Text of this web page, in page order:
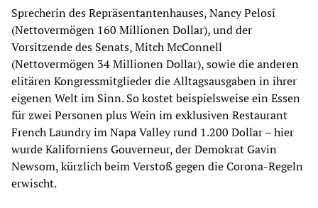
Sprecherin des Repräsentantenhauses, Nancy Pelosi
(Nettovermögen 160 Millionen Dollar), und der
Vorsitzende des Senats, Mitch McConnell
(Nettovermögen 34 Millionen Dollar), sowie die anderen
elitären Kongressmitglieder die Alltagsausgaben in ihrer
eigenen Welt im Sinn. So kostet beispielsweise ein Essen
für zwei Personen plus Wein im exklusiven Restaurant
French Laundry im Napa Valley rund 1.200 Dollar – hier
wurde Kaliforniens Gouverneur, der Demokrat Gavin
Newsom, kürzlich beim Verstoß gegen die Corona-Regeln
erwischt.